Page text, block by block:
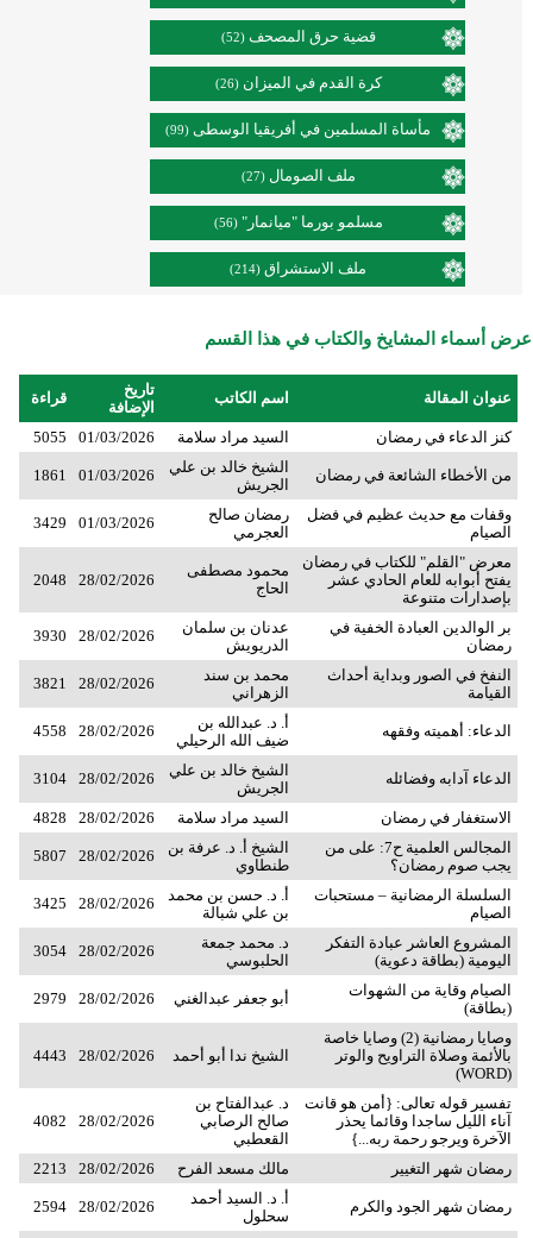
قضية حرق المصحف (52)
كرة القدم في الميزان (26)
مأساة المسلمين في أفريقيا الوسطى (99)
ملف الصومال (27)
مسلمو بورما "ميانمار" (56)
ملف الاستشراق (214)
عرض أسماء المشايخ والكتاب في هذا القسم
عنوان المقالة اسم الكاتب
تاريخ
الإضافة
قراءة
كنز الدعاء في رمضان السيد مراد سلامة 01/03/2026
5055
من الأخطاء الشائعة في رمضان
الشيخ خالد بن علي
الجريش
01/03/2026
1861
وقفات مع حديث عظيم في فضل
الصيام
رمضان صالح
العجرمي
01/03/2026
3429
معرض "القلم" للكتاب في رمضان
يفتح أبوابه للعام الحادي عشر
بإصدارات متنوعة
محمود مصطفى
الحاج
28/02/2026
2048
بر الوالدين العبادة الخفية في
رمضان
عدنان بن سلمان
الدريويش
28/02/2026
3930
النفخ في الصور وبداية أحداث
القيامة
محمد بن سند
الزهراني
28/02/2026
3821
الدعاء: أهميته وفقهه
أ. د. عبدالله بن
ضيف الله الرحيلي
28/02/2026
4558
الدعاء آدابه وفضائله
الشيخ خالد بن علي
الجريش
28/02/2026
3104
الاستغفار في رمضان السيد مراد سلامة 28/02/2026
4828
المجالس العلمية ح7: على من
يجب صوم رمضان؟
الشيخ أ. د. عرفة بن
طنطاوي
28/02/2026
5807
السلسلة الرمضانية – مستحبات
الصيام
أ. د. حسن بن محمد
بن علي شبالة
28/02/2026
3425
المشروع العاشر عبادة التفكر
اليومية (بطاقة دعوية)
د. محمد جمعة
الحلبوسي
28/02/2026
3054
الصيام وقاية من الشهوات
(بطاقة)
أبو جعفر عبدالغني 28/02/2026
2979
وصايا رمضانية (2) وصايا خاصة
بالأئمة وصلاة التراويح والوتر
(WORD)
الشيخ ندا أبو أحمد 28/02/2026
4443
تفسير قوله تعالى: {أمن هو قانت
آناء الليل ساجدا وقائما يحذر
الآخرة ويرجو رحمة ربه...}
د. عبدالفتاح بن
صالح الرصابي
القعطبي
28/02/2026
4082
رمضان شهر التغيير مالك مسعد الفرح 28/02/2026
2213
رمضان شهر الجود والكرم
أ. د. السيد أحمد
سحلول
28/02/2026
2594